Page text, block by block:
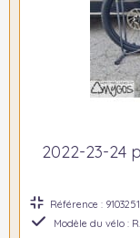
2022-23-24
Référence : 9103251
Modèle du vélo :